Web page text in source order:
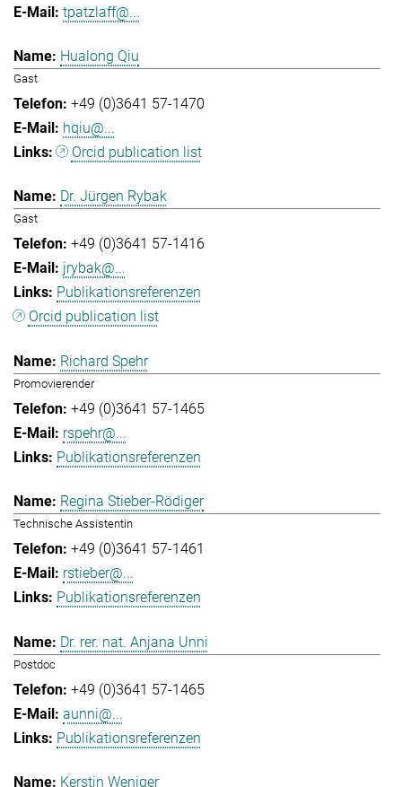
tpatzlaff@...
Hualong Qiu
Gast
+49 (0)3641 57-1470
hqiu@...
Orcid publication list
Dr. Jürgen Rybak
Gast
+49 (0)3641 57-1416
jrybak@...
Publikationsreferenzen
Orcid publication list
Richard Spehr
Promovierender
+49 (0)3641 57-1465
rspehr@...
Publikationsreferenzen
Regina Stieber-Rödiger
Technische Assistentin
+49 (0)3641 57-1461
rstieber@...
Publikationsreferenzen
Dr. rer. nat. Anjana Unni
Postdoc
+49 (0)3641 57-1465
aunni@...
Publikationsreferenzen
Kerstin Weniger